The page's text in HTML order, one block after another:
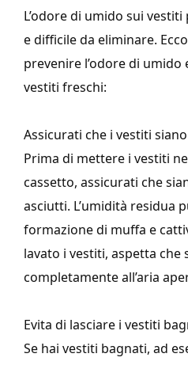
L’odore di umido sui
e difficile da eliminare.
prevenire l’odore di
vestiti freschi:
Assicurati che i vestiti
Prima di mettere i vestiti
cassetto, assicurati che
asciutti. L’umidità residua
formazione di muffa e
lavato i vestiti, aspetta che
completamente all’aria
Evita di lasciare i vestiti
Se hai vestiti bagnati, ad